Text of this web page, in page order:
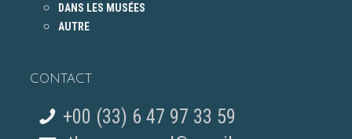
DANS LES MUSÉES
AUTRE
CONTACT
+00 (33) 6 47 97 33 59